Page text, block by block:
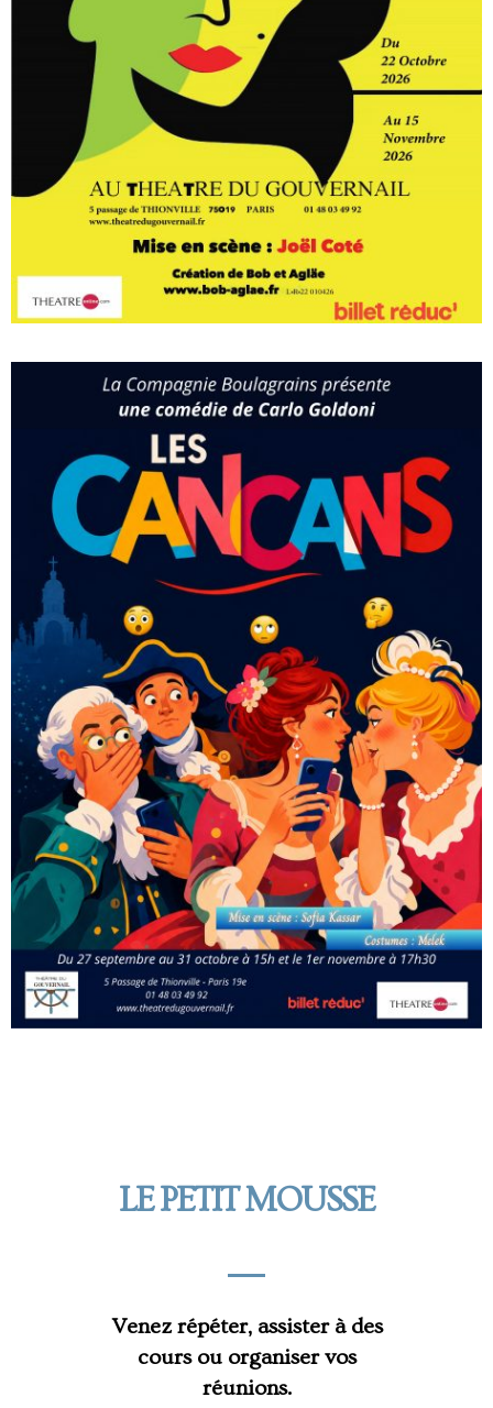
LE PETIT MOUSSE
Venez répéter, assister à des
cours ou organiser vos
réunions.